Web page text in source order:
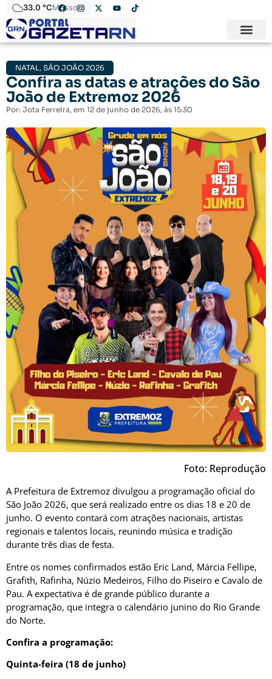
33.0 °CMossoró
NATAL, SÃO JOÃO 2026
Confira as datas e atrações do São
João de Extremoz 2026
Por: Jota Ferreira, em 12 de junho de 2026, às 15:30
Foto: Reprodução
A Prefeitura de Extremoz divulgou a programação oficial do
São João 2026, que será realizado entre os dias 18 e 20 de
junho. O evento contará com atrações nacionais, artistas
regionais e talentos locais, reunindo música e tradição
durante três dias de festa.
Entre os nomes confirmados estão Eric Land, Márcia Fellipe,
Grafith, Rafinha, Núzio Medeiros, Filho do Piseiro e Cavalo de
Pau. A expectativa é de grande público durante a
programação, que integra o calendário junino do Rio Grande
do Norte.
Confira a programação:
Quinta-feira (18 de junho)